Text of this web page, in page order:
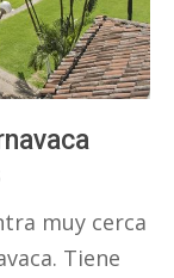
muy cerca
Tiene